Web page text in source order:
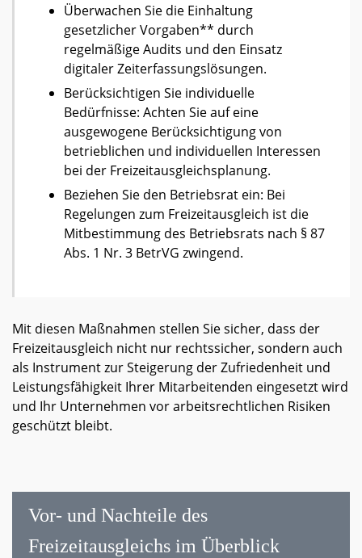
Überwachen Sie die Einhaltung
gesetzlicher Vorgaben** durch
regelmäßige Audits und den Einsatz
digitaler Zeiterfassungslösungen.
Berücksichtigen Sie individuelle
Bedürfnisse: Achten Sie auf eine
ausgewogene Berücksichtigung von
betrieblichen und individuellen Interessen
bei der Freizeitausgleichsplanung.
Beziehen Sie den Betriebsrat ein: Bei
Regelungen zum Freizeitausgleich ist die
Mitbestimmung des Betriebsrats nach § 87
Abs. 1 Nr. 3 BetrVG zwingend.
Mit diesen Maßnahmen stellen Sie sicher, dass der
Freizeitausgleich nicht nur rechtssicher, sondern auch
als Instrument zur Steigerung der Zufriedenheit und
Leistungsfähigkeit Ihrer Mitarbeitenden eingesetzt wird
und Ihr Unternehmen vor arbeitsrechtlichen Risiken
geschützt bleibt.
Vor- und Nachteile des
Freizeitausgleichs im Überblick